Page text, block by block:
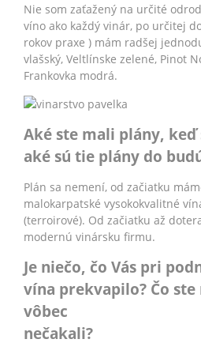
Nie som zaťažený na určité
víno ako každý vinár, po určitej
rokov praxe ) mám radšej
vlašský, Veltlínske zelené, Pinot
Frankovka modrá.
Aké ste mali plány, keď
aké sú tie plány do
Plán sa nemení, od začiatku
malokarpatské vysokokvalitné
(terroirové). Od začiatku až
modernú vinársku firmu.
Je niečo, čo Vás pri
vína prekvapilo? Čo ste
vôbec
nečakali?